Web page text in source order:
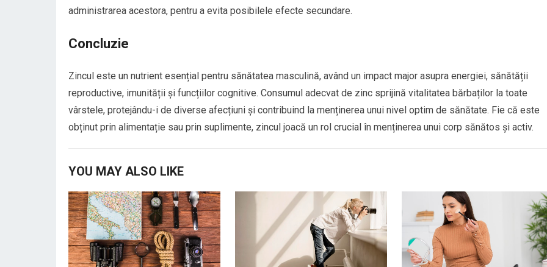
administrarea acestora, pentru a evita posibilele efecte secundare.
Concluzie
Zincul este un nutrient esențial pentru sănătatea masculină, având un impact major asupra energiei, sănătății
reproductive, imunității și funcțiilor cognitive. Consumul adecvat de zinc sprijină vitalitatea bărbaților la toate
vârstele, protejându-i de diverse afecțiuni și contribuind la menținerea unui nivel optim de sănătate. Fie că este
obținut prin alimentație sau prin suplimente, zincul joacă un rol crucial în menținerea unui corp sănătos și activ.
YOU MAY ALSO LIKE